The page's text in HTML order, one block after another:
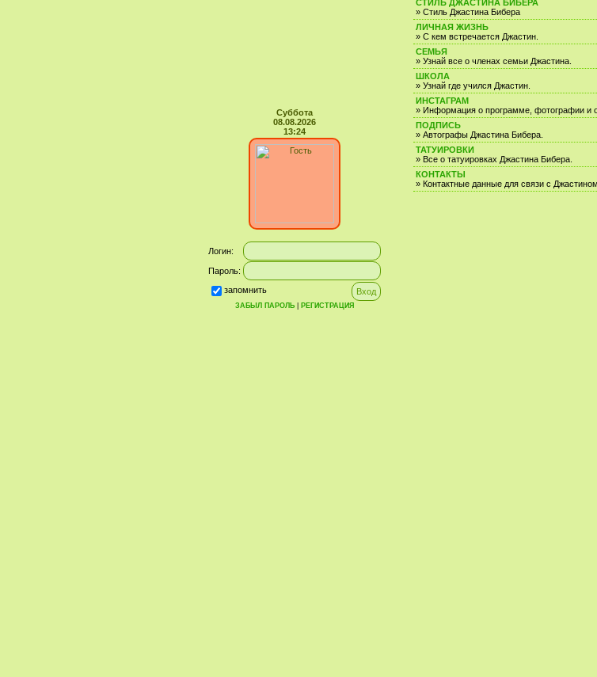
Суббота
08.08.2026
13:24
Логин:
Пароль:
запомнить
ЗАБЫЛ ПАРОЛЬ РЕГИСТРАЦИЯ
СТИЛЬ ДЖАСТИНА БИБЕРА
» Стиль Джастина Бибера
ЛИЧНАЯ ЖИЗНЬ
» С кем встречается Джастин.
СЕМЬЯ
» Узнай все о членах семьи Джастина.
ШКОЛА
» Узнай где учился Джастин.
ИНСТАГРАМ
» Информация о программе, фотографии и
ПОДПИСЬ
» Автографы Джастина Бибера.
ТАТУИРОВКИ
» Все о татуировках Джастина Бибера.
КОНТАКТЫ
» Контактные данные для связи с Джастином.